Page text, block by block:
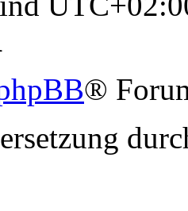
®